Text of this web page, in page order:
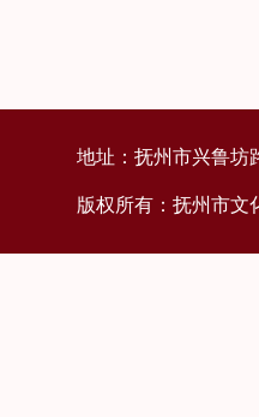
地址：抚州市兴鲁坊
版权所有：抚州市文